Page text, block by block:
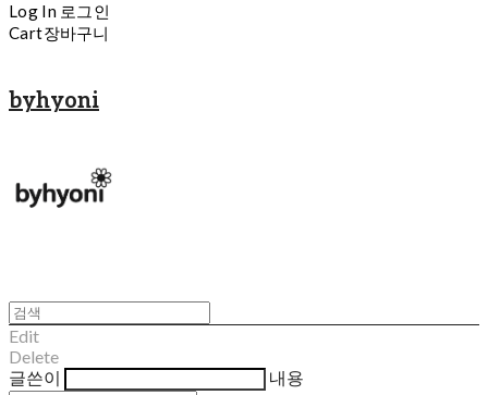
Log In 로그인
Cart장바구니
byhyoni
Edit
Delete
글쓴이
내용